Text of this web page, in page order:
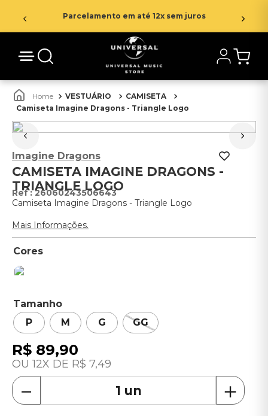
Parcelamento em até 12x sem juros
VESTUÁRIO
CAMISETA
Camiseta Imagine Dragons - Triangle Logo
Imagine Dragons
CAMISETA IMAGINE DRAGONS -
TRIANGLE LOGO
:26060243506643
Camiseta Imagine Dragons - Triangle Logo
Mais Informações.
Tamanho
P
M G GG
R$ 89,90
12 R$ 7,49
＋
－